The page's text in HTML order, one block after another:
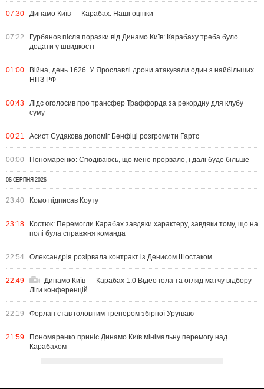
07:30 Динамо Київ — Карабах. Наші оцінки
07:22
Гурбанов після поразки від Динамо Київ: Карабаху треба було
додати у швидкості
01:00
Війна, день 1626. У Ярославлі дрони атакували один з найбільших
НПЗ РФ
00:43
Лідс оголосив про трансфер Траффорда за рекордну для клубу
суму
00:21 Асист Судакова допоміг Бенфіці розгромити Гартс
00:00 Пономаренко: Сподіваюсь, що мене прорвало, і далі буде більше
06 СЕРПНЯ 2026
23:40 Комо підписав Коуту
23:18
Костюк: Перемогли Карабах завдяки характеру, завдяки тому, що на
полі була справжня команда
22:54 Олександрія розірвала контракт із Денисом Шостаком
22:49
Динамо Київ — Карабах 1:0 Відео гола та огляд матчу відбору
Ліги конференцій
22:19 Форлан став головним тренером збірної Уругваю
21:59
Пономаренко приніс Динамо Київ мінімальну перемогу над
Карабахом